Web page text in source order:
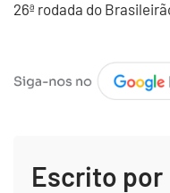
26ª rodada do
Escrito por